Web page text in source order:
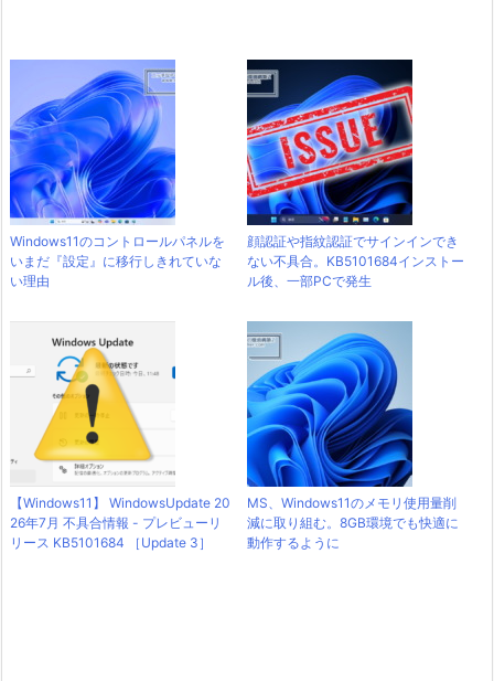
Windows11のコントロールパネルを
いまだ『設定』に移行しきれていな
い理由
顔認証や指紋認証でサインインでき
ない不具合。KB5101684インストー
ル後、一部PCで発生
【Windows11】 WindowsUpdate 20
26年7月 不具合情報 - プレビューリ
リース KB5101684 ［Update 3］
MS、Windows11のメモリ使用量削
減に取り組む。8GB環境でも快適に
動作するように